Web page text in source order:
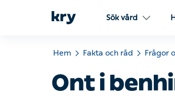
Sök vård
Hem Fakta och råd Frågor
Ont i